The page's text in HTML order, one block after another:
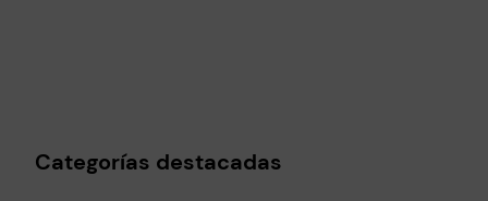
Categorías destacadas